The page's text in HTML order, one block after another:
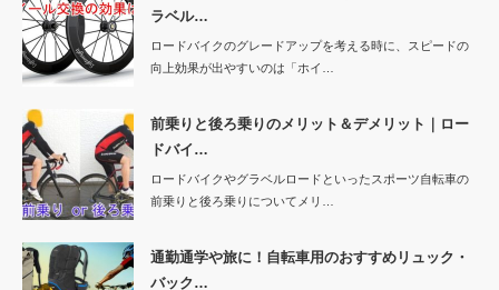
ラベル…
ロードバイクのグレードアップを考える時に、スピードの
向上効果が出やすいのは「ホイ…
前乗りと後ろ乗りのメリット＆デメリット｜ロー
ドバイ…
ロードバイクやグラベルロードといったスポーツ自転車の
前乗りと後ろ乗りについてメリ…
通勤通学や旅に！自転車用のおすすめリュック・
バック…